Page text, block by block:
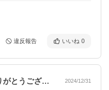
違反報告 いいね 0
いつも、迅速なご対応ありがとうございま… 2024/12/31